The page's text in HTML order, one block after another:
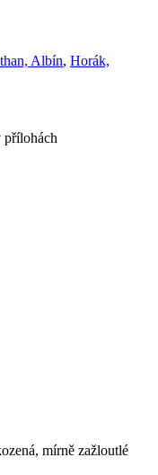
Albín, Horák,
mírně zažloutlé